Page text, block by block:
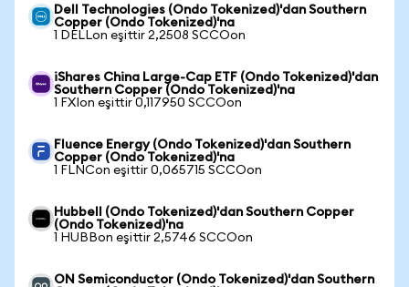
Dell Technologies (Ondo Tokenized)'dan Southern
Copper (Ondo Tokenized)'na
1 DELLon eşittir 2,2508 SCCOon
iShares China Large-Cap ETF (Ondo Tokenized)'dan
Southern Copper (Ondo Tokenized)'na
1 FXIon eşittir 0,117950 SCCOon
Fluence Energy (Ondo Tokenized)'dan Southern
Copper (Ondo Tokenized)'na
1 FLNCon eşittir 0,065715 SCCOon
Hubbell (Ondo Tokenized)'dan Southern Copper
(Ondo Tokenized)'na
1 HUBBon eşittir 2,5746 SCCOon
ON Semiconductor (Ondo Tokenized)'dan Southern